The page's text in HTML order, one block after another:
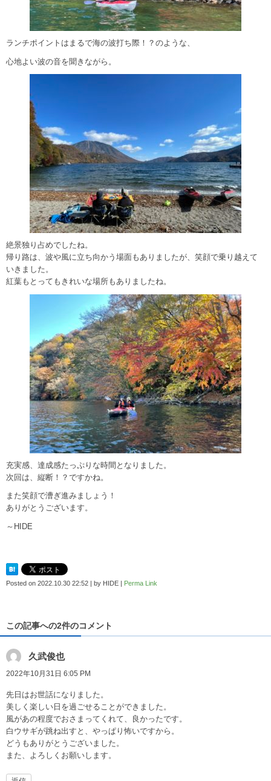
ランチポイントはまるで海の波打ち際！？のような、
心地よい波の音を聞きながら。
絶景独り占めでしたね。
帰り路は、波や風に立ち向かう場面もありましたが、笑顔で乗り越えて
いきました。
紅葉もとってもきれいな場所もありましたね。
充実感、達成感たっぷりな時間となりました。
次回は、縦断！？ですかね。
また笑顔で漕ぎ進みましょう！
ありがとうございます。
～HIDE
Posted on 2022.10.30 22:52 | by HIDE | Perma Link
この記事への2件のコメント
久武俊也
2022年10月31日 6:05 PM
先日はお世話になりました。
美しく楽しい日を過ごせることができました。
風があの程度でおさまってくれて、良かったです。
白ウサギが跳ね出すと、やっぱり怖いですから。
どうもありがとうございました。
また、よろしくお願いします。